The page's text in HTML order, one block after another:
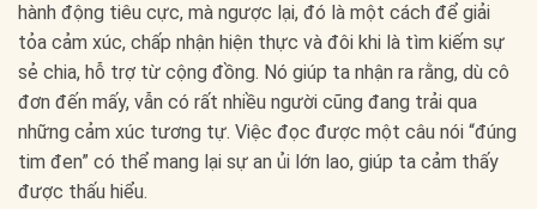
hành động tiêu cực, mà ngược lại, đó là một cách để giải
tỏa cảm xúc, chấp nhận hiện thực và đôi khi là tìm kiếm sự
sẻ chia, hỗ trợ từ cộng đồng. Nó giúp ta nhận ra rằng, dù cô
đơn đến mấy, vẫn có rất nhiều người cũng đang trải qua
những cảm xúc tương tự. Việc đọc được một câu nói “đúng
tim đen” có thể mang lại sự an ủi lớn lao, giúp ta cảm thấy
được thấu hiểu.